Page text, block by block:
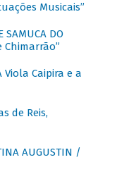
Musicais”
SAMUCA DO
Chimarrão”
Viola Caipira e a
de Reis,
AUGUSTIN /